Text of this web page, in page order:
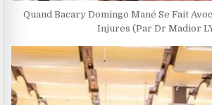
Quand Bacary Domingo Mané Se Fait
Injures (Par Dr Madior